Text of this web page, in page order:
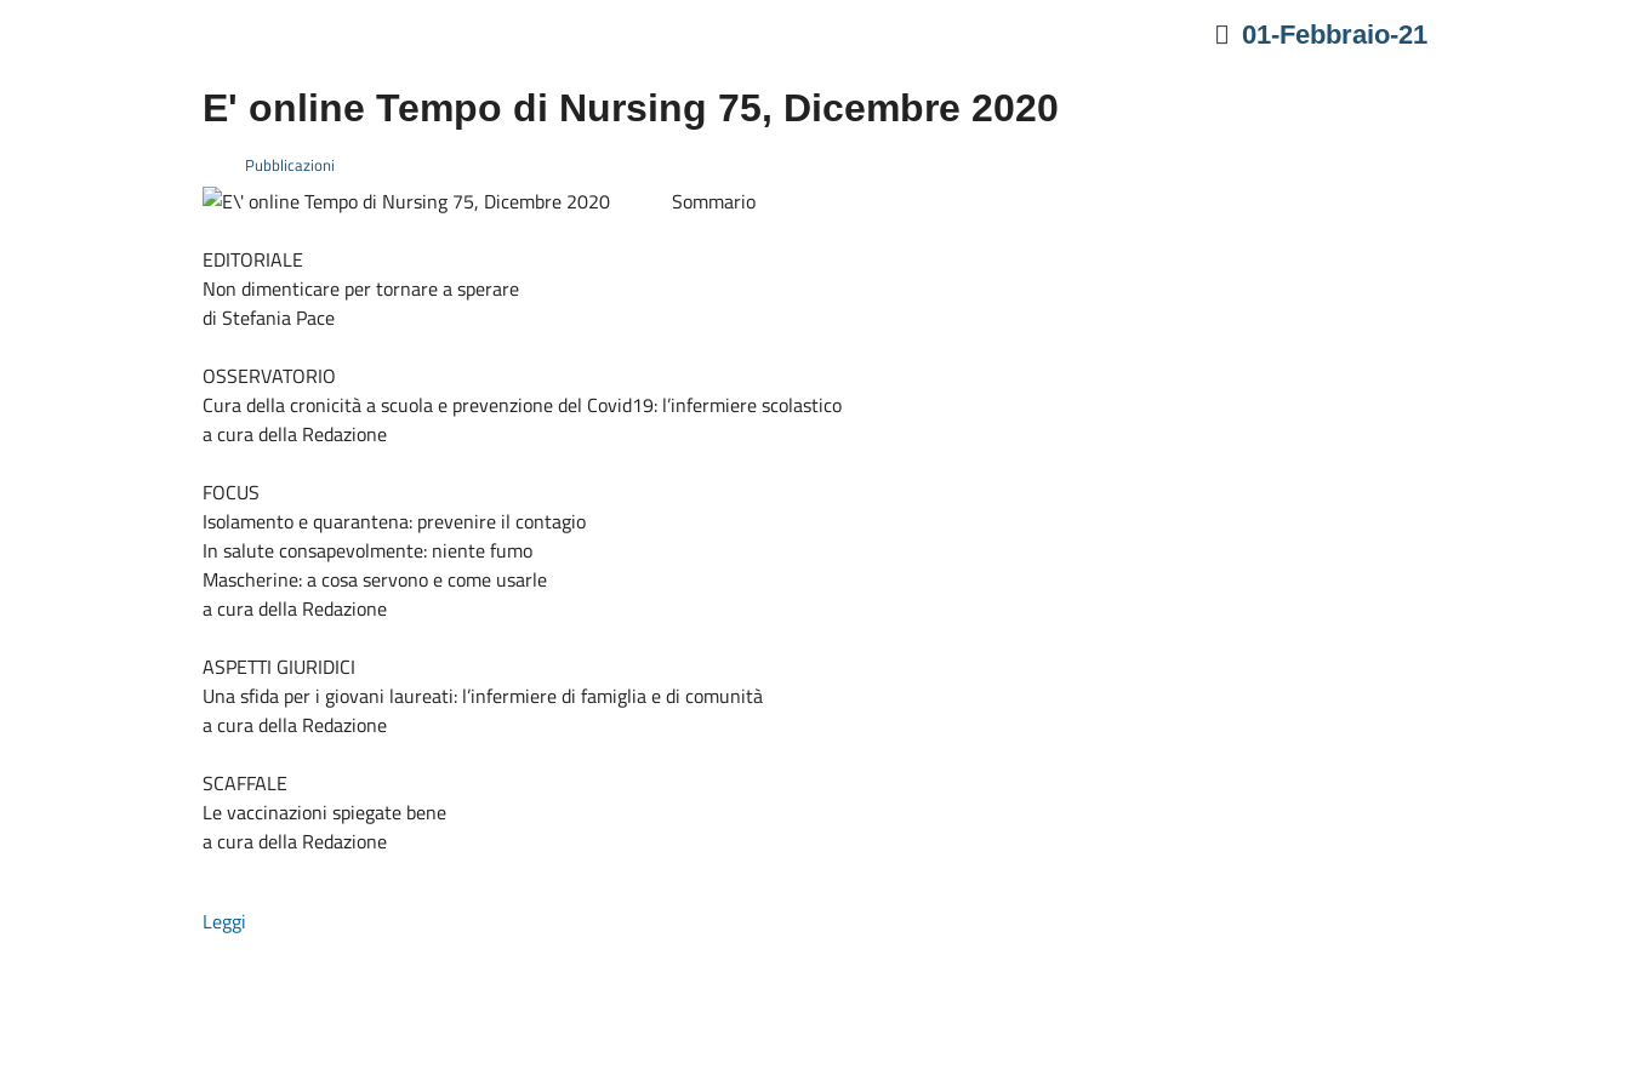
01-Febbraio-21
E' online Tempo di Nursing 75, Dicembre 2020
Pubblicazioni
Sommario
EDITORIALE
Non dimenticare per tornare a sperare
di Stefania Pace
OSSERVATORIO
Cura della cronicità a scuola e prevenzione del Covid19: l’infermiere scolastico
a cura della Redazione
FOCUS
Isolamento e quarantena: prevenire il contagio
In salute consapevolmente: niente fumo
Mascherine: a cosa servono e come usarle
a cura della Redazione
ASPETTI GIURIDICI
Una sfida per i giovani laureati: l’infermiere di famiglia e di comunità
a cura della Redazione
SCAFFALE
Le vaccinazioni spiegate bene
a cura della Redazione
Leggi